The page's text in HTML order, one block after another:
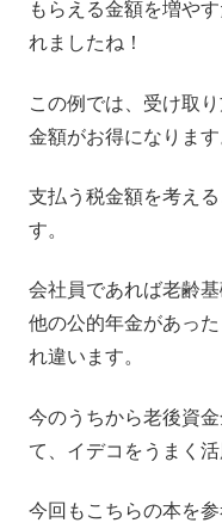
もらえる金額を増や
れましたね！
この例では、受け取
金額がお得になります
支払う税金額を考え
す。
会社員であれば老齢
他の公的年金があっ
れ違います。
今のうちから老後資
て、イデコをうまく
今回もこちらの本を